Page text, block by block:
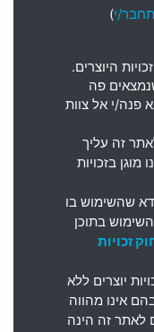
י)
היוצרים.
פה
פנה/י אל צוות
זה עליך
בזכויות
שהשימוש בו
בתוכן
19 לחוק זכויות
יוצרים ללא
אינו מהווה
לאתר זה הינה